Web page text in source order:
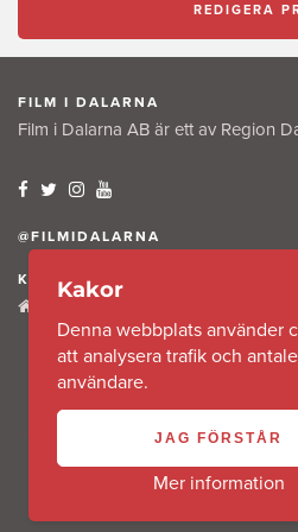
REDIGERA
FILM I DALARNA
Film i Dalarna AB är ett av Region
@FILMIDALARNA
KONTAKTA OSS
791 31 Falun
Copyright 2016 @
Kakor
Denna webbplats använder
att analysera trafik och
användare.
JAG FÖRSTÅR
Mer information